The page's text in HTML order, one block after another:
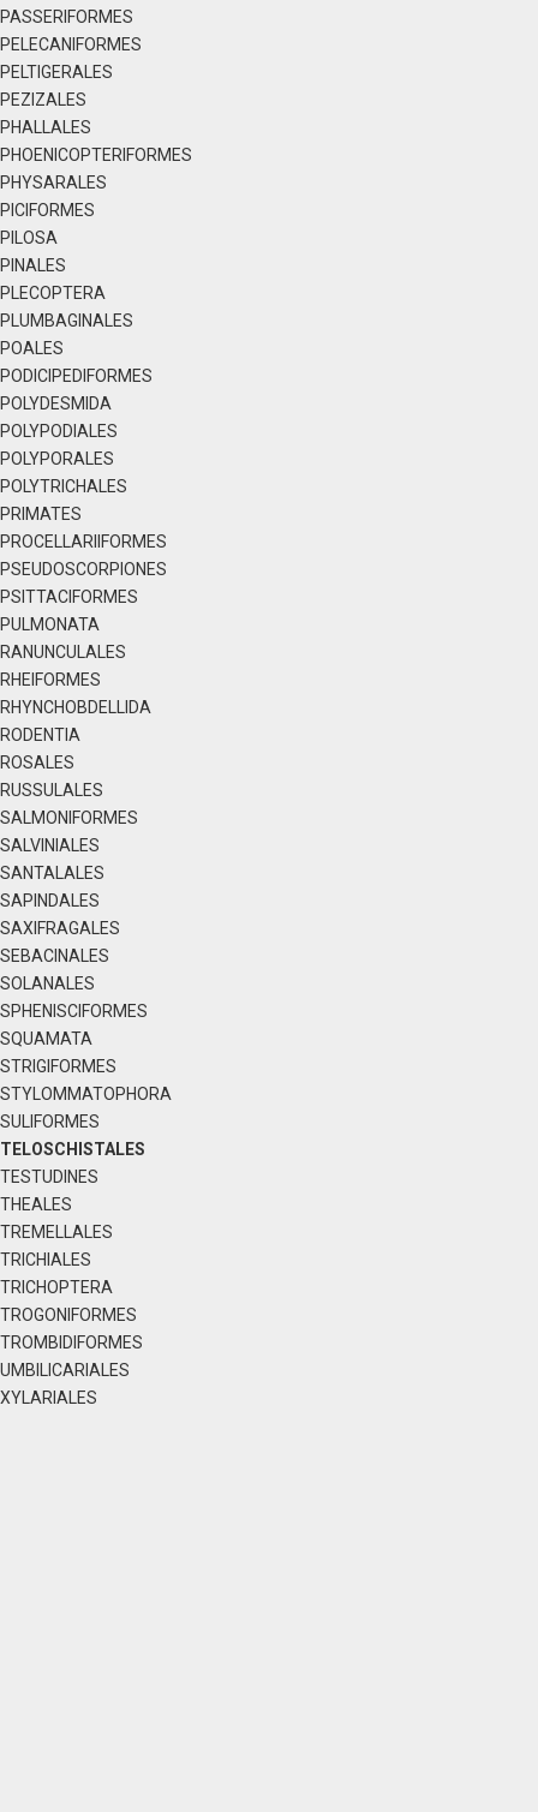
PASSERIFORMES
PELECANIFORMES
PELTIGERALES
PEZIZALES
PHALLALES
PHOENICOPTERIFORMES
PHYSARALES
PICIFORMES
PILOSA
PINALES
PLECOPTERA
PLUMBAGINALES
POALES
PODICIPEDIFORMES
POLYDESMIDA
POLYPODIALES
POLYPORALES
POLYTRICHALES
PRIMATES
PROCELLARIIFORMES
PSEUDOSCORPIONES
PSITTACIFORMES
PULMONATA
RANUNCULALES
RHEIFORMES
RHYNCHOBDELLIDA
RODENTIA
ROSALES
RUSSULALES
SALMONIFORMES
SALVINIALES
SANTALALES
SAPINDALES
SAXIFRAGALES
SEBACINALES
SOLANALES
SPHENISCIFORMES
SQUAMATA
STRIGIFORMES
STYLOMMATOPHORA
SULIFORMES
TELOSCHISTALES
TESTUDINES
THEALES
TREMELLALES
TRICHIALES
TRICHOPTERA
TROGONIFORMES
TROMBIDIFORMES
UMBILICARIALES
XYLARIALES